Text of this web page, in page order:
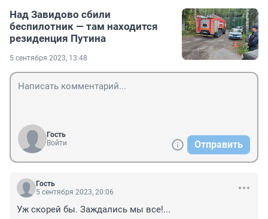
Над Завидово сбили
беспилотник — там находится
резиденция Путина
5 сентября 2023, 13:48
Гость
Войти
Отправить
Гость
5 сентября 2023, 20:06
Уж скорей бы. Заждались мы все!...